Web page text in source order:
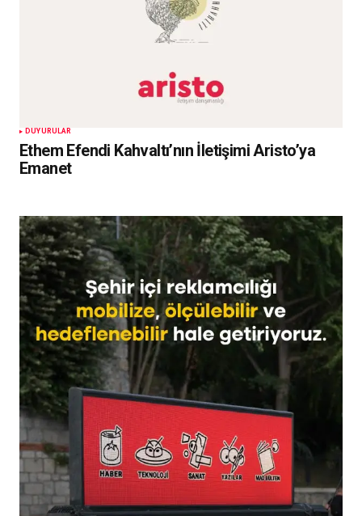
DUYURULAR
Ethem Efendi Kahvaltı’nın İletişimi Aristo’ya
Emanet